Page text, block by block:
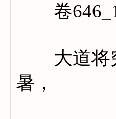
卷
大道将穷
暑，